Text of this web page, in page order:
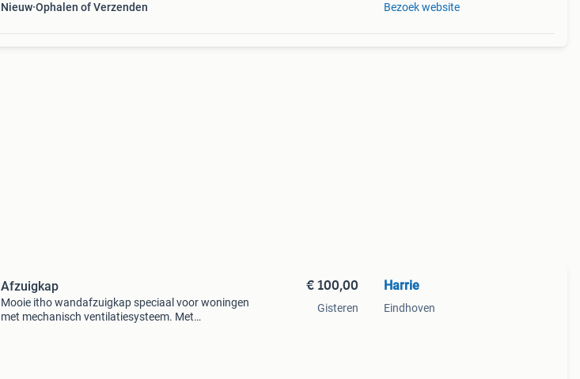
Nieuw Ophalen of Verzenden Bezoek website
Afzuigkap
Mooie itho wandafzuigkap speciaal voor woningen
met mechanisch ventilatiesysteem. Met
€ 100,00
Gisteren
Harrie
Eindhoven